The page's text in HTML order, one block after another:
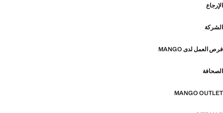
الإرجاع
الشركة
فرص العمل لدى MANGO
الصحافة
MANGO OUTLET